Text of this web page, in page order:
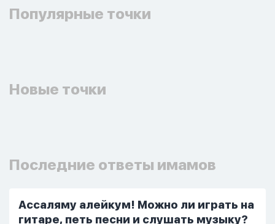
Популярные точки
Новые точки
Последние ответы имамов
Ассаляму алейкум! Можно ли играть на
гитаре, петь песни и слушать музыку?